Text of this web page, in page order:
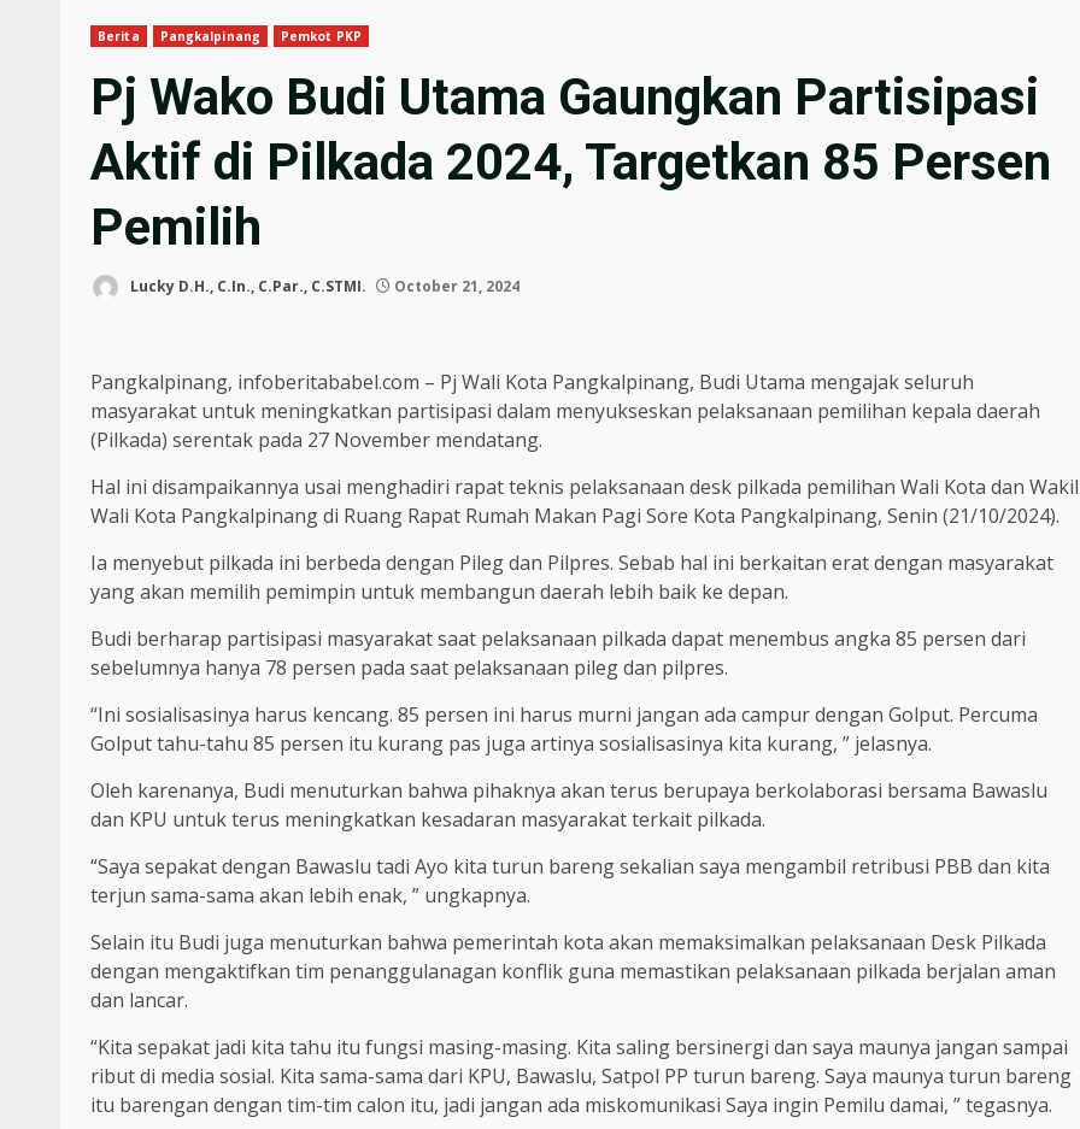
Berita Pangkalpinang Pemkot PKP
Pj Wako Budi Utama Gaungkan Partisipasi
Aktif di Pilkada 2024, Targetkan 85 Persen
Pemilih
Lucky D.H., C.In., C.Par., C.STMI. October 21, 2024
Pangkalpinang, infoberitababel.com – Pj Wali Kota Pangkalpinang, Budi Utama mengajak seluruh
masyarakat untuk meningkatkan partisipasi dalam menyukseskan pelaksanaan pemilihan kepala daerah
(Pilkada) serentak pada 27 November mendatang.
Hal ini disampaikannya usai menghadiri rapat teknis pelaksanaan desk pilkada pemilihan Wali Kota dan Wakil
Wali Kota Pangkalpinang di Ruang Rapat Rumah Makan Pagi Sore Kota Pangkalpinang, Senin (21/10/2024).
Ia menyebut pilkada ini berbeda dengan Pileg dan Pilpres. Sebab hal ini berkaitan erat dengan masyarakat
yang akan memilih pemimpin untuk membangun daerah lebih baik ke depan.
Budi berharap partisipasi masyarakat saat pelaksanaan pilkada dapat menembus angka 85 persen dari
sebelumnya hanya 78 persen pada saat pelaksanaan pileg dan pilpres.
“Ini sosialisasinya harus kencang. 85 persen ini harus murni jangan ada campur dengan Golput. Percuma
Golput tahu-tahu 85 persen itu kurang pas juga artinya sosialisasinya kita kurang, ” jelasnya.
Oleh karenanya, Budi menuturkan bahwa pihaknya akan terus berupaya berkolaborasi bersama Bawaslu
dan KPU untuk terus meningkatkan kesadaran masyarakat terkait pilkada.
“Saya sepakat dengan Bawaslu tadi Ayo kita turun bareng sekalian saya mengambil retribusi PBB dan kita
terjun sama-sama akan lebih enak, ” ungkapnya.
Selain itu Budi juga menuturkan bahwa pemerintah kota akan memaksimalkan pelaksanaan Desk Pilkada
dengan mengaktifkan tim penanggulanagan konflik guna memastikan pelaksanaan pilkada berjalan aman
dan lancar.
“Kita sepakat jadi kita tahu itu fungsi masing-masing. Kita saling bersinergi dan saya maunya jangan sampai
ribut di media sosial. Kita sama-sama dari KPU, Bawaslu, Satpol PP turun bareng. Saya maunya turun bareng
itu barengan dengan tim-tim calon itu, jadi jangan ada miskomunikasi Saya ingin Pemilu damai, ” tegasnya.